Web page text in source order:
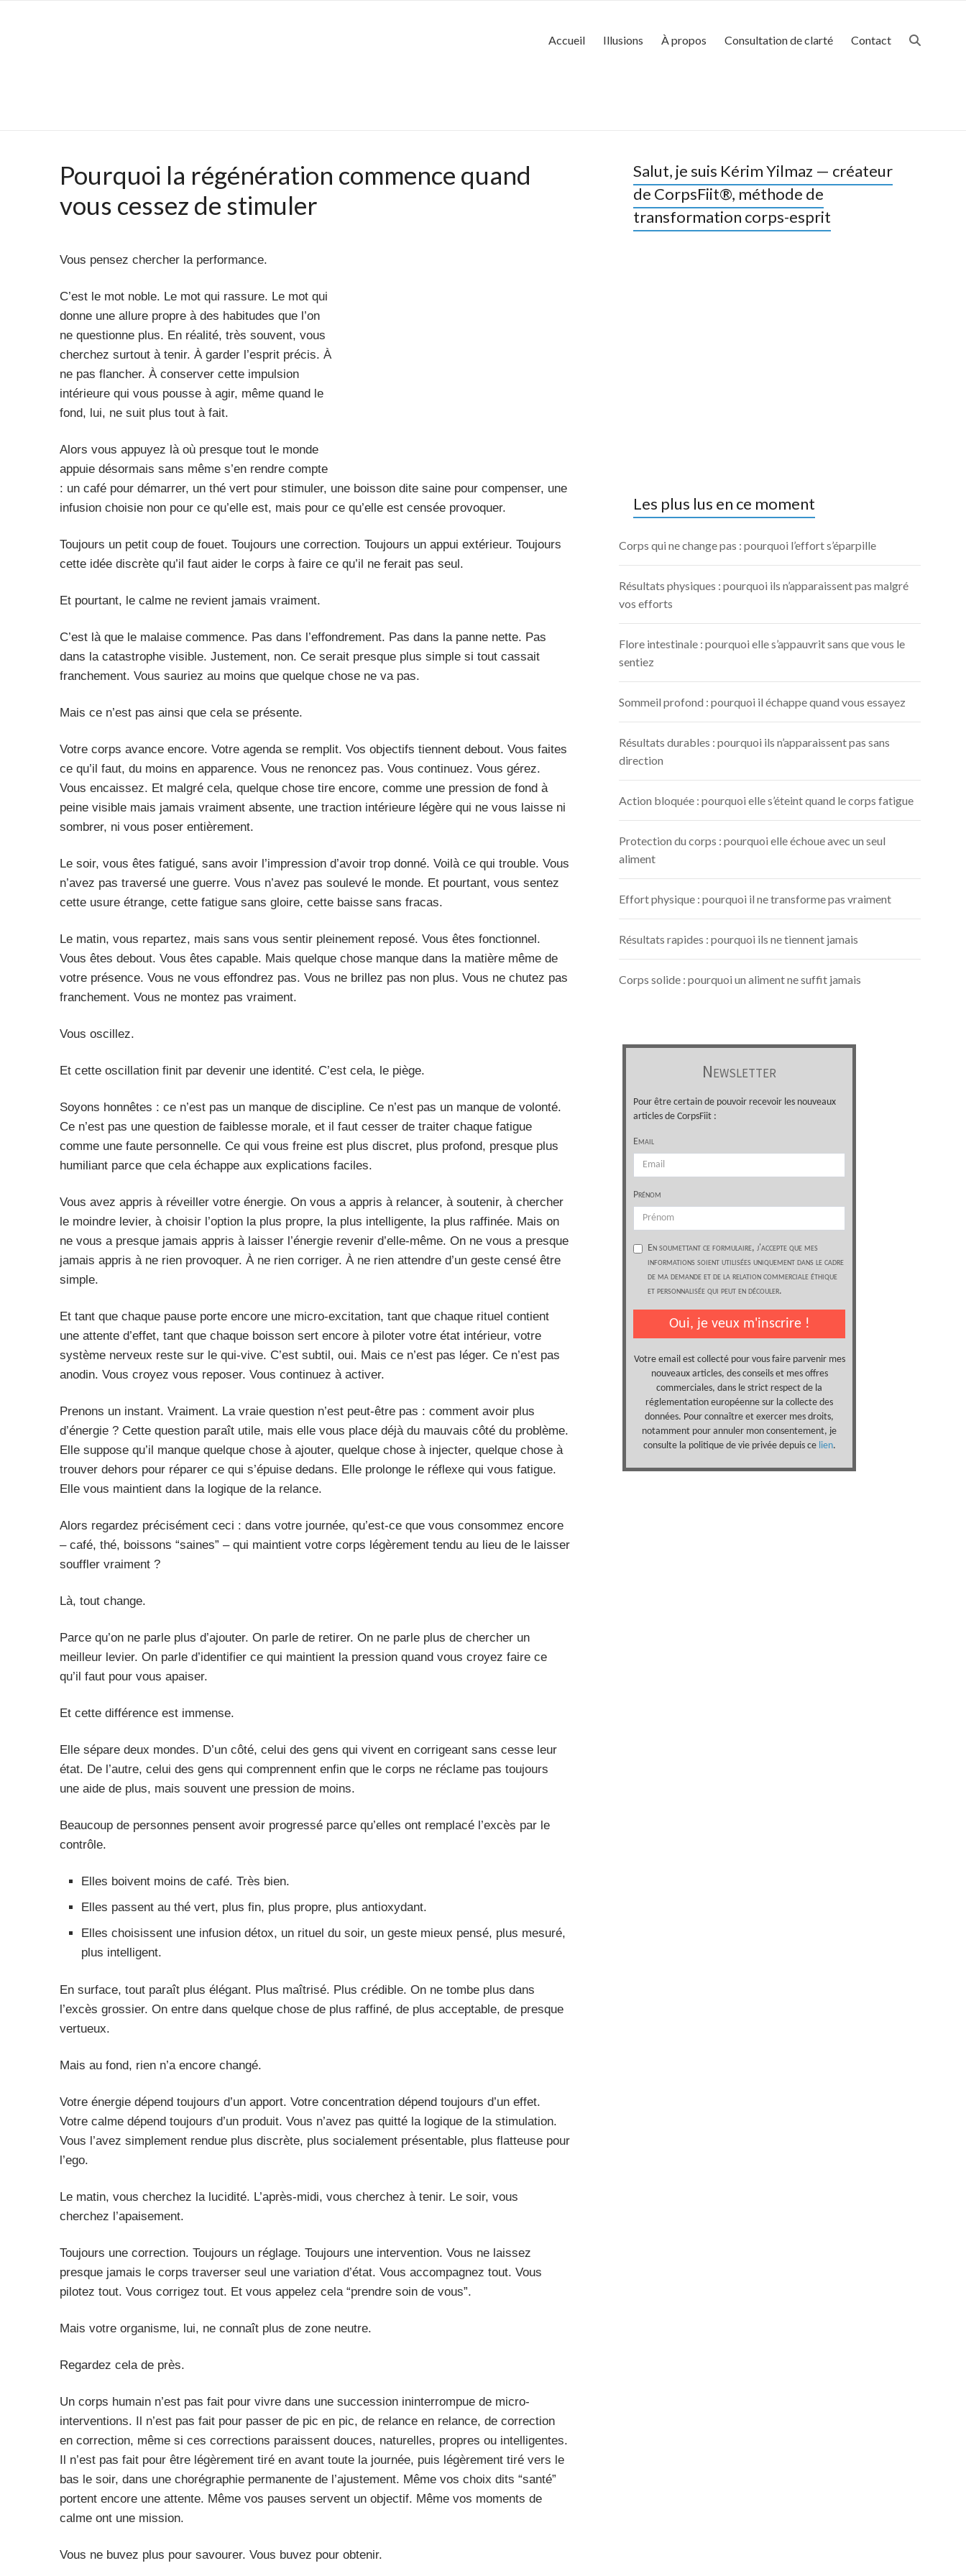
Accueil Illusions À propos Consultation de clarté Contact
Pourquoi la régénération commence quand
vous cessez de stimuler
Vous pensez chercher la performance.
C’est le mot noble. Le mot qui rassure. Le mot qui
donne une allure propre à des habitudes que l’on
ne questionne plus. En réalité, très souvent, vous
cherchez surtout à tenir. À garder l’esprit précis. À
ne pas flancher. À conserver cette impulsion
intérieure qui vous pousse à agir, même quand le
fond, lui, ne suit plus tout à fait.
Alors vous appuyez là où presque tout le monde
appuie désormais sans même s’en rendre compte
: un café pour démarrer, un thé vert pour stimuler, une boisson dite saine pour compenser, une
infusion choisie non pour ce qu’elle est, mais pour ce qu’elle est censée provoquer.
Toujours un petit coup de fouet. Toujours une correction. Toujours un appui extérieur. Toujours
cette idée discrète qu’il faut aider le corps à faire ce qu’il ne ferait pas seul.
Et pourtant, le calme ne revient jamais vraiment.
C’est là que le malaise commence. Pas dans l’effondrement. Pas dans la panne nette. Pas
dans la catastrophe visible. Justement, non. Ce serait presque plus simple si tout cassait
franchement. Vous sauriez au moins que quelque chose ne va pas.
Mais ce n’est pas ainsi que cela se présente.
Votre corps avance encore. Votre agenda se remplit. Vos objectifs tiennent debout. Vous faites
ce qu’il faut, du moins en apparence. Vous ne renoncez pas. Vous continuez. Vous gérez.
Vous encaissez. Et malgré cela, quelque chose tire encore, comme une pression de fond à
peine visible mais jamais vraiment absente, une traction intérieure légère qui ne vous laisse ni
sombrer, ni vous poser entièrement.
Le soir, vous êtes fatigué, sans avoir l’impression d’avoir trop donné. Voilà ce qui trouble. Vous
n’avez pas traversé une guerre. Vous n’avez pas soulevé le monde. Et pourtant, vous sentez
cette usure étrange, cette fatigue sans gloire, cette baisse sans fracas.
Le matin, vous repartez, mais sans vous sentir pleinement reposé. Vous êtes fonctionnel.
Vous êtes debout. Vous êtes capable. Mais quelque chose manque dans la matière même de
votre présence. Vous ne vous effondrez pas. Vous ne brillez pas non plus. Vous ne chutez pas
franchement. Vous ne montez pas vraiment.
Vous oscillez.
Et cette oscillation finit par devenir une identité. C’est cela, le piège.
Soyons honnêtes : ce n’est pas un manque de discipline. Ce n’est pas un manque de volonté.
Ce n’est pas une question de faiblesse morale, et il faut cesser de traiter chaque fatigue
comme une faute personnelle. Ce qui vous freine est plus discret, plus profond, presque plus
humiliant parce que cela échappe aux explications faciles.
Vous avez appris à réveiller votre énergie. On vous a appris à relancer, à soutenir, à chercher
le moindre levier, à choisir l’option la plus propre, la plus intelligente, la plus raffinée. Mais on
ne vous a presque jamais appris à laisser l’énergie revenir d’elle-même. On ne vous a presque
jamais appris à ne rien provoquer. À ne rien corriger. À ne rien attendre d’un geste censé être
simple.
Et tant que chaque pause porte encore une micro-excitation, tant que chaque rituel contient
une attente d’effet, tant que chaque boisson sert encore à piloter votre état intérieur, votre
système nerveux reste sur le qui-vive. C’est subtil, oui. Mais ce n’est pas léger. Ce n’est pas
anodin. Vous croyez vous reposer. Vous continuez à activer.
Prenons un instant. Vraiment. La vraie question n’est peut-être pas : comment avoir plus
d’énergie ? Cette question paraît utile, mais elle vous place déjà du mauvais côté du problème.
Elle suppose qu’il manque quelque chose à ajouter, quelque chose à injecter, quelque chose à
trouver dehors pour réparer ce qui s’épuise dedans. Elle prolonge le réflexe qui vous fatigue.
Elle vous maintient dans la logique de la relance.
Alors regardez précisément ceci : dans votre journée, qu’est-ce que vous consommez encore
– café, thé, boissons “saines” – qui maintient votre corps légèrement tendu au lieu de le laisser
souffler vraiment ?
Là, tout change.
Parce qu’on ne parle plus d’ajouter. On parle de retirer. On ne parle plus de chercher un
meilleur levier. On parle d’identifier ce qui maintient la pression quand vous croyez faire ce
qu’il faut pour vous apaiser.
Et cette différence est immense.
Elle sépare deux mondes. D’un côté, celui des gens qui vivent en corrigeant sans cesse leur
état. De l’autre, celui des gens qui comprennent enfin que le corps ne réclame pas toujours
une aide de plus, mais souvent une pression de moins.
Beaucoup de personnes pensent avoir progressé parce qu’elles ont remplacé l’excès par le
contrôle.
Elles boivent moins de café. Très bien.
Elles passent au thé vert, plus fin, plus propre, plus antioxydant.
Elles choisissent une infusion détox, un rituel du soir, un geste mieux pensé, plus mesuré,
plus intelligent.
En surface, tout paraît plus élégant. Plus maîtrisé. Plus crédible. On ne tombe plus dans
l’excès grossier. On entre dans quelque chose de plus raffiné, de plus acceptable, de presque
vertueux.
Mais au fond, rien n’a encore changé.
Votre énergie dépend toujours d’un apport. Votre concentration dépend toujours d’un effet.
Votre calme dépend toujours d’un produit. Vous n’avez pas quitté la logique de la stimulation.
Vous l’avez simplement rendue plus discrète, plus socialement présentable, plus flatteuse pour
l’ego.
Le matin, vous cherchez la lucidité. L’après-midi, vous cherchez à tenir. Le soir, vous
cherchez l’apaisement.
Toujours une correction. Toujours un réglage. Toujours une intervention. Vous ne laissez
presque jamais le corps traverser seul une variation d’état. Vous accompagnez tout. Vous
pilotez tout. Vous corrigez tout. Et vous appelez cela “prendre soin de vous”.
Mais votre organisme, lui, ne connaît plus de zone neutre.
Regardez cela de près.
Un corps humain n’est pas fait pour vivre dans une succession ininterrompue de micro-
interventions. Il n’est pas fait pour passer de pic en pic, de relance en relance, de correction
en correction, même si ces corrections paraissent douces, naturelles, propres ou intelligentes.
Il n’est pas fait pour être légèrement tiré en avant toute la journée, puis légèrement tiré vers le
bas le soir, dans une chorégraphie permanente de l’ajustement. Même vos choix dits “santé”
portent encore une attente. Même vos pauses servent un objectif. Même vos moments de
calme ont une mission.
Vous ne buvez plus pour savourer. Vous buvez pour obtenir.
Salut, je suis Kérim Yilmaz — créateur
de CorpsFiit®, méthode de
transformation corps-esprit
Les plus lus en ce moment
Corps qui ne change pas : pourquoi l’effort s’éparpille
Résultats physiques : pourquoi ils n’apparaissent pas malgré
vos efforts
Flore intestinale : pourquoi elle s’appauvrit sans que vous le
sentiez
Sommeil profond : pourquoi il échappe quand vous essayez
Résultats durables : pourquoi ils n’apparaissent pas sans
direction
Action bloquée : pourquoi elle s’éteint quand le corps fatigue
Protection du corps : pourquoi elle échoue avec un seul
aliment
Effort physique : pourquoi il ne transforme pas vraiment
Résultats rapides : pourquoi ils ne tiennent jamais
Corps solide : pourquoi un aliment ne suffit jamais